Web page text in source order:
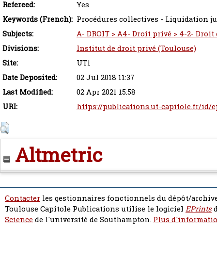
Refereed:
Yes
Keywords (French): Procédures collectives - Liquidation
Subjects:
A- DROIT > A4- Droit privé > 4-2-
Divisions:
Institut de droit privé (Toulouse)
Site:
UT1
Date Deposited:
02 Jul 2018 11:37
Last Modified:
02 Apr 2021 15:58
URI:
https://publications.ut-capitole.fr/id/
Altmetric
Contacter les gestionnaires fonctionnels du dépôt/
Toulouse Capitole Publications utilise le logiciel EPrints
Sciencede l'université de Southampton. Plus